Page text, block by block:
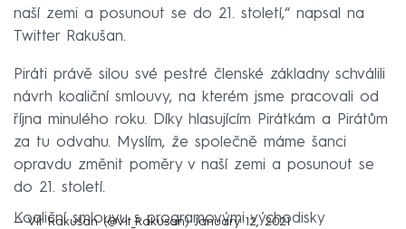
naší zemi a posunout se do 21. století,“ napsal na
Twitter Rakušan.
Piráti právě silou své pestré členské základny schválili
návrh koaliční smlouvy, na kterém jsme pracovali od
října minulého roku. Díky hlasujícím Pirátkám a Pirátům
za tu odvahu. Myslím, že společně máme šanci
opravdu změnit poměry v naší zemi a posunout se
do 21. století.
— Vít Rakušan (@Vit_Rakusan)January 12, 2021
Koaliční smlouvu s programovými východisky